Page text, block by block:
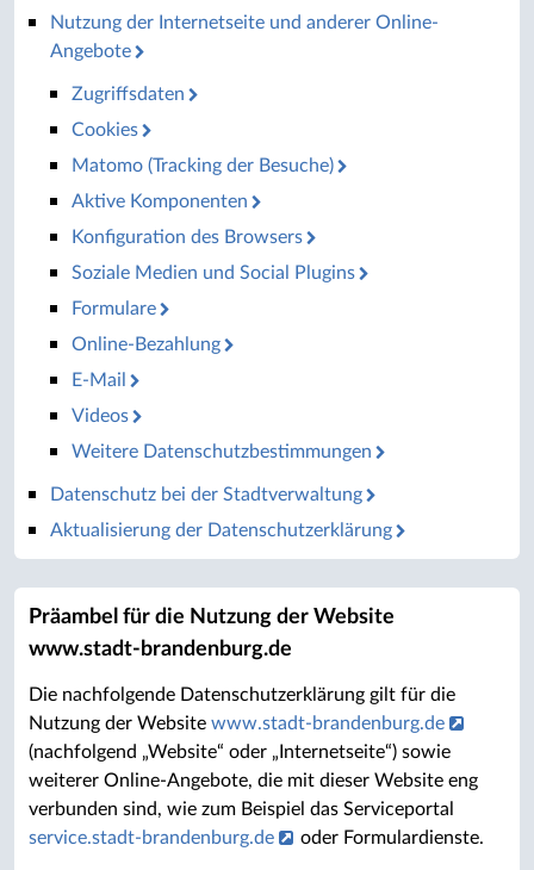
Nutzung der Internetseite und anderer Online-
Angebote
Zugriffsdaten
Cookies
Matomo (Tracking der Besuche)
Aktive Komponenten
Konfiguration des Browsers
Soziale Medien und Social Plugins
Formulare
Online-Bezahlung
E-Mail
Videos
Weitere Datenschutzbestimmungen
Datenschutz bei der Stadtverwaltung
Aktualisierung der Datenschutzerklärung
Präambel für die Nutzung der Website
www.stadt-brandenburg.de
Die nachfolgende Datenschutzerklärung gilt für die
Nutzung der Website www.stadt-brandenburg.de
(nachfolgend „Website“ oder „Internetseite“) sowie
weiterer Online-Angebote, die mit dieser Website eng
verbunden sind, wie zum Beispiel das Serviceportal
service.stadt-brandenburg.de
oder Formulardienste.